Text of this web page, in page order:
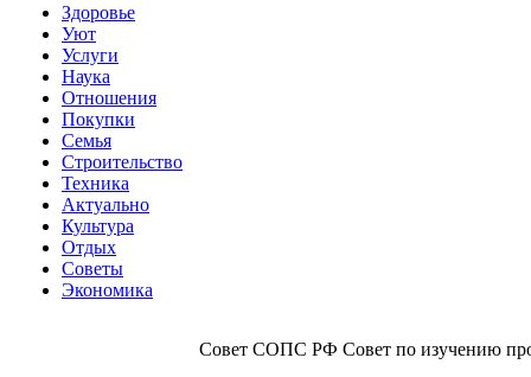
Здоровье
Уют
Услуги
Наука
Отношения
Покупки
Семья
Строительство
Техника
Актуально
Культура
Отдых
Советы
Экономика
Совет СОПС РФ Совет по изучению